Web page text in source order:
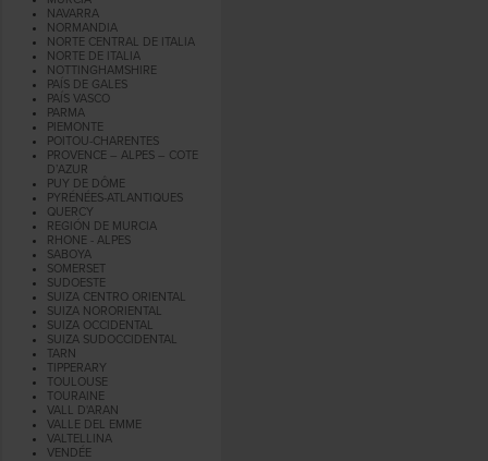
NAVARRA
NORMANDIA
NORTE CENTRAL DE ITALIA
NORTE DE ITALIA
NOTTINGHAMSHIRE
PAÍS DE GALES
PAÍS VASCO
PARMA
PIEMONTE
POITOU-CHARENTES
PROVENCE – ALPES – COTE
D’AZUR
PUY DE DÔME
PYRÉNÉES-ATLANTIQUES
QUERCY
REGIÓN DE MURCIA
RHONE - ALPES
SABOYA
SOMERSET
SUDOESTE
SUIZA CENTRO ORIENTAL
SUIZA NORORIENTAL
SUIZA OCCIDENTAL
SUIZA SUDOCCIDENTAL
TARN
TIPPERARY
TOULOUSE
TOURAINE
VALL D'ARAN
VALLE DEL EMME
VALTELLINA
VENDÉE